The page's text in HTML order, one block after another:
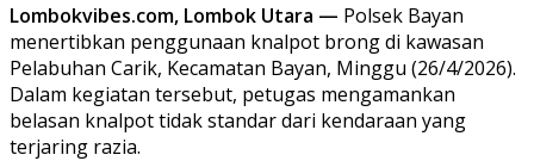
Lombokvibes.com, Lombok Utara — Polsek Bayan
menertibkan penggunaan knalpot brong di kawasan
Pelabuhan Carik, Kecamatan Bayan, Minggu (26/4/2026).
Dalam kegiatan tersebut, petugas mengamankan
belasan knalpot tidak standar dari kendaraan yang
terjaring razia.